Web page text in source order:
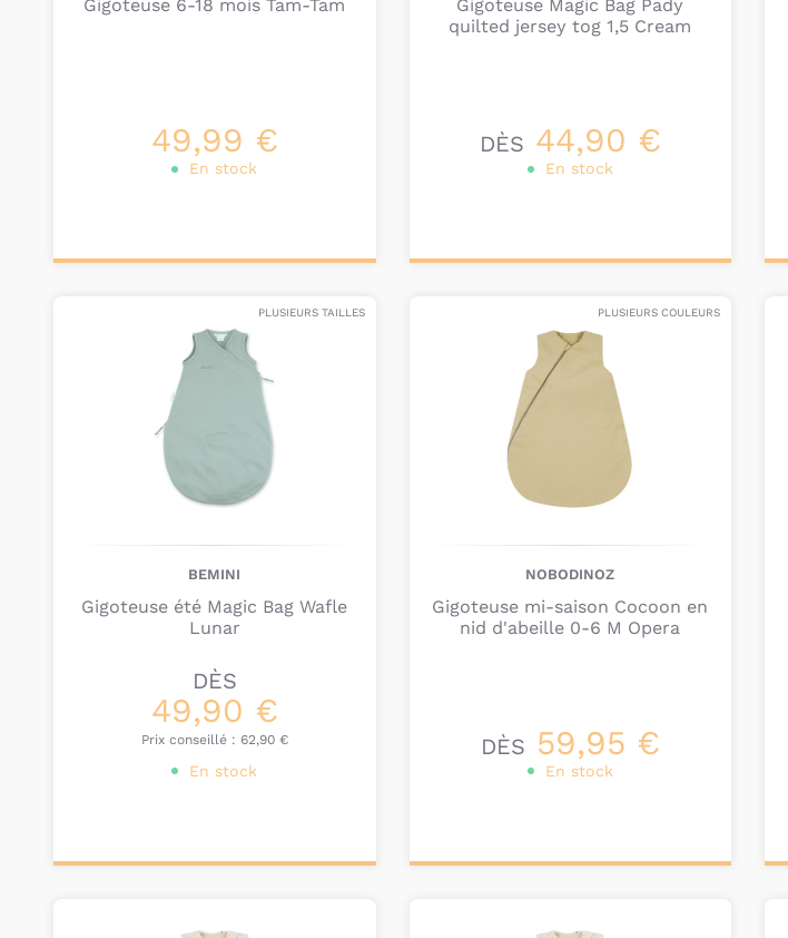
Gigoteuse 6-18 mois Tam-Tam
49,99 €
En stock
Gigoteuse Magic Bag Pady
quilted jersey tog 1,5 Cream
DÈS 44,90 €
En stock
PLUSIEURS TAILLES
BEMINI
Gigoteuse été Magic Bag Wafle
Lunar
DÈS
49,90 €
Prix conseillé : 62,90 €
En stock
PLUSIEURS COULEURS
NOBODINOZ
Gigoteuse mi-saison Cocoon en
nid d'abeille 0-6 M Opera
DÈS 59,95 €
En stock